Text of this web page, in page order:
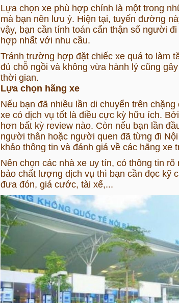
Lựa chọn xe phù hợp chính là một trong
mà bạn nên lưu ý. Hiện tại, tuyến đường
vậy, bạn cần tính toán cẩn thận số người
hợp nhất với nhu cầu.
Tránh trường hợp đặt chiếc xe quá to làm
đủ chỗ ngồi và không vừa hành lý cũng
thời gian.
Lựa chọn hãng xe
Nếu bạn đã nhiều lần di chuyển trên
xe có dịch vụ tốt là điều cực kỳ hữu ích.
hơn bất kỳ review nào. Còn nếu bạn lần
người thân hoặc người quen đã từng đi
khảo thông tin và đánh giá về các hãng xe
Nên chọn các nhà xe uy tín, có thông tin
bảo chất lượng dịch vụ thì bạn cần đọc kỹ
đưa đón, giá cước, tài xế,...